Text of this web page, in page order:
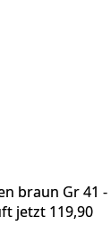
braun Gr 41 -
jetzt 119,90